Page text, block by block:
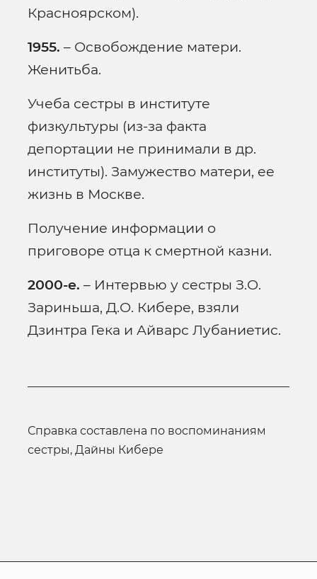
Красноярском).
1955. – Освобождение матери.
Женитьба.
Учеба сестры в институте
физкультуры (из-за факта
депортации не принимали в др.
институты). Замужество матери, ее
жизнь в Москве.
Получение информации о
приговоре отца к смертной казни.
2000-е. – Интервью у сестры З.О.
Зариньша, Д.О. Кибере, взяли
Дзинтра Гека и Айварс Лубаниетис.
справка составлена по воспоминаниям
сестры, Дайны Кибере